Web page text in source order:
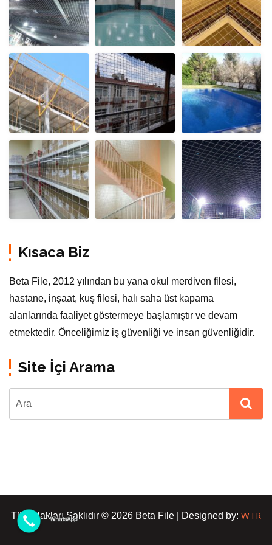
Kısaca Biz
Beta File, 2012 yılından bu yana okul merdiven filesi,
hastane, inşaat, kuş filesi, halı saha üst kapama
alanlarında faaliyet göstermeye başlamıştır ve devam
etmektedir. Önceliğimiz iş güvenliği ve insan güvenliğidir.
Site İçi Arama
Tüm Hakları Saklıdır © 2026 Beta File | Designed by: WTR